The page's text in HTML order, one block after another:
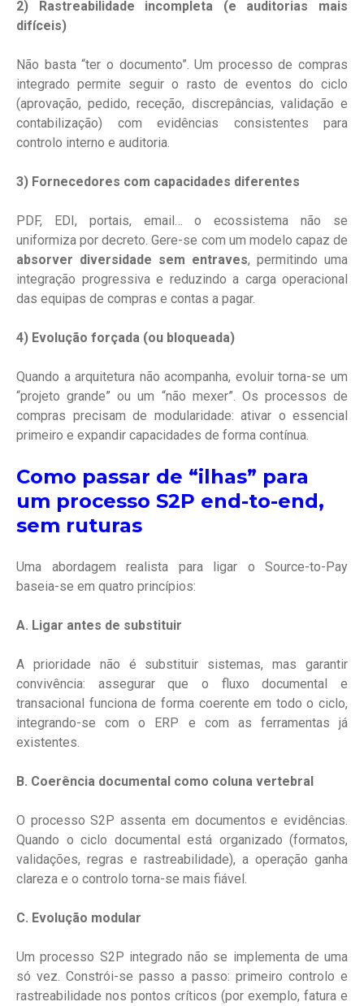
2) Rastreabilidade incompleta (e auditorias mais
difíceis)
Não basta “ter o documento”. Um processo de compras
integrado permite seguir o rasto de eventos do ciclo
(aprovação, pedido, receção, discrepâncias, validação e
contabilização) com evidências consistentes para
controlo interno e auditoria.
3) Fornecedores com capacidades diferentes
PDF, EDI, portais, email… o ecossistema não se
uniformiza por decreto. Gere-se com um modelo capaz de
absorver diversidade sem entraves, permitindo uma
integração progressiva e reduzindo a carga operacional
das equipas de compras e contas a pagar.
4) Evolução forçada (ou bloqueada)
Quando a arquitetura não acompanha, evoluir torna-se um
“projeto grande” ou um “não mexer”. Os processos de
compras precisam de modularidade: ativar o essencial
primeiro e expandir capacidades de forma contínua.
Como passar de “ilhas” para
um processo S2P end-to-end,
sem ruturas
Uma abordagem realista para ligar o Source-to-Pay
baseia-se em quatro princípios:
A. Ligar antes de substituir
A prioridade não é substituir sistemas, mas garantir
convivência: assegurar que o fluxo documental e
transacional funciona de forma coerente em todo o ciclo,
integrando-se com o ERP e com as ferramentas já
existentes.
B. Coerência documental como coluna vertebral
O processo S2P assenta em documentos e evidências.
Quando o ciclo documental está organizado (formatos,
validações, regras e rastreabilidade), a operação ganha
clareza e o controlo torna-se mais fiável.
C. Evolução modular
Um processo S2P integrado não se implementa de uma
só vez. Constrói-se passo a passo: primeiro controlo e
rastreabilidade nos pontos críticos (por exemplo, fatura e